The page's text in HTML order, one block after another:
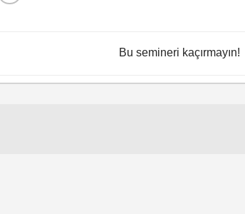
Bu semineri kaçırmayın!